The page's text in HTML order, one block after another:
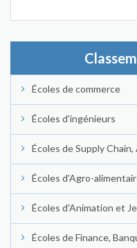
Écoles de commerce
Écoles d'ingénieurs
Écoles de Supply
Écoles d'Agro-
Écoles d'Animation et
Écoles de Finance,